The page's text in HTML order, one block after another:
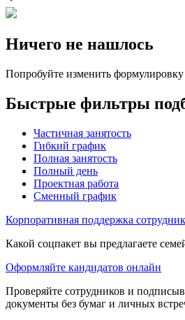
Ничего не нашлось
Попробуйте изменить
Быстрые фильтры
Частичная занятость
Гибкий график
Полная занятость
Полный день
Проектная работа
Сменный график
Корпоративная поддержка
Какой соцпакет вы предлагаете
Оформляйте кандидатов онлайн
Проверяйте сотрудников и
документы без бумаг и личных